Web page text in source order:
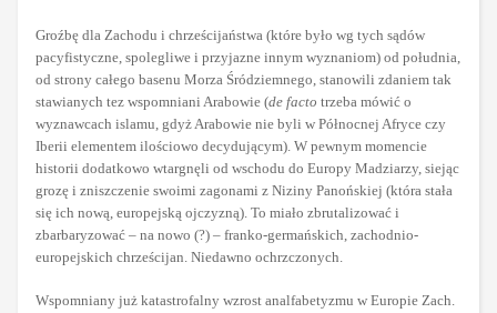
Groźbę dla Zachodu i chrześcijaństwa (które było wg tych sądów
pacyfistyczne, spolegliwe i przyjazne innym wyznaniom) od południa,
od strony całego basenu Morza Śródziemnego, stanowili zdaniem tak
stawianych tez wspomniani Arabowie (de facto trzeba mówić o
wyznawcach islamu, gdyż Arabowie nie byli w Północnej Afryce czy
Iberii elementem ilościowo decydującym). W pewnym momencie
historii dodatkowo wtargnęli od wschodu do Europy Madziarzy, siejąc
grozę i zniszczenie swoimi zagonami z Niziny Panońskiej (która stała
się ich nową, europejską ojczyzną). To miało zbrutalizować i
zbarbaryzować – na nowo (?) – franko-germańskich, zachodnio-
europejskich chrześcijan. Niedawno ochrzczonych.
Wspomniany już katastrofalny wzrost analfabetyzmu w Europie Zach.